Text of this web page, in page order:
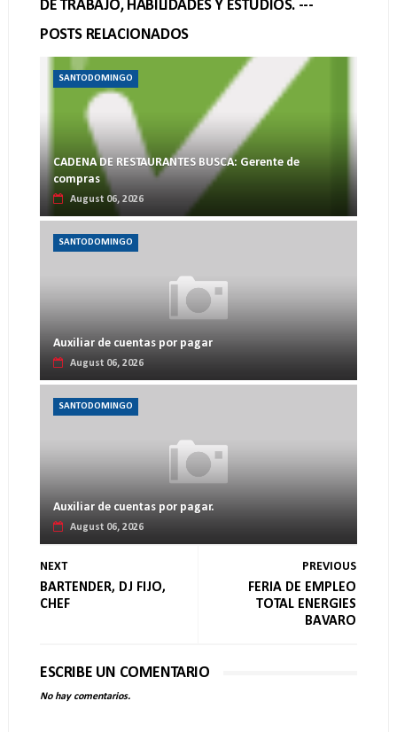
DE TRABAJO, HABILIDADES Y ESTUDIOS. ---
POSTS RELACIONADOS
SANTODOMINGO
CADENA DE RESTAURANTES BUSCA: Gerente de
compras
August 06, 2026
SANTODOMINGO
Auxiliar de cuentas por pagar
August 06, 2026
SANTODOMINGO
Auxiliar de cuentas por pagar.
August 06, 2026
NEXT
BARTENDER, DJ FIJO,
CHEF
PREVIOUS
FERIA DE EMPLEO
TOTAL ENERGIES
BAVARO
ESCRIBE UN COMENTARIO
No hay comentarios.